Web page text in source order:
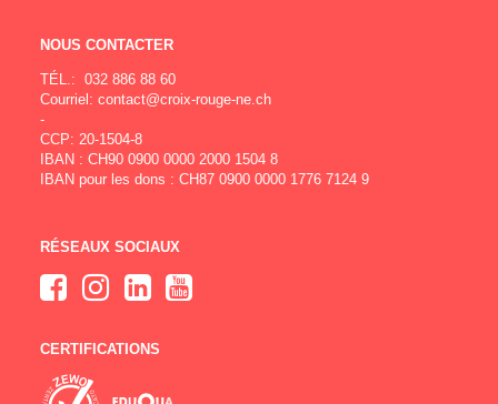
NOUS CONTACTER
TÉL.: 032 886 88 60
Courriel: contact@croix-rouge-ne.ch
-
CCP: 20-1504-8
IBAN : CH90 0900 0000 2000 1504 8
IBAN pour les dons : CH87 0900 0000 1776 7124 9
RÉSEAUX SOCIAUX
CERTIFICATIONS